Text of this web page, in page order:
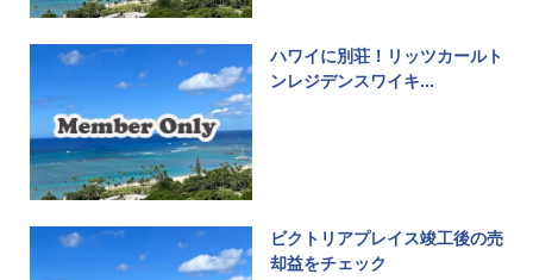
ハワイに別荘！リッツカールト
ンレジデンスワイキ...
ビクトリアプレイス竣工後の売
却益をチェック